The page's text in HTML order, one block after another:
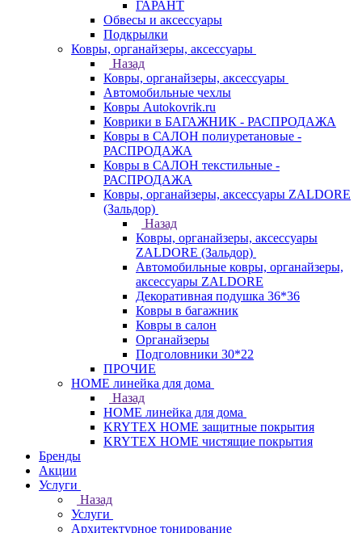
ГАРАНТ
Обвесы и аксессуары
Подкрылки
Ковры, органайзеры, аксессуары
Назад
Ковры, органайзеры, аксессуары
Автомобильные чехлы
Ковры Autokovrik.ru
Коврики в БАГАЖНИК - РАСПРОДАЖА
Ковры в САЛОН полиуретановые -
РАСПРОДАЖА
Ковры в САЛОН текстильные -
РАСПРОДАЖА
Ковры, органайзеры, аксессуары ZALDORE
(Зальдор)
Назад
Ковры, органайзеры, аксессуары
ZALDORE (Зальдор)
Автомобильные ковры, органайзеры,
аксессуары ZALDORE
Декоративная подушка 36*36
Ковры в багажник
Ковры в салон
Органайзеры
Подголовники 30*22
ПРОЧИЕ
HOME линейка для дома
Назад
HOME линейка для дома
KRYTEX HOME защитные покрытия
KRYTEX HOME чистящие покрытия
Бренды
Акции
Услуги
Назад
Услуги
Архитектурное тонирование